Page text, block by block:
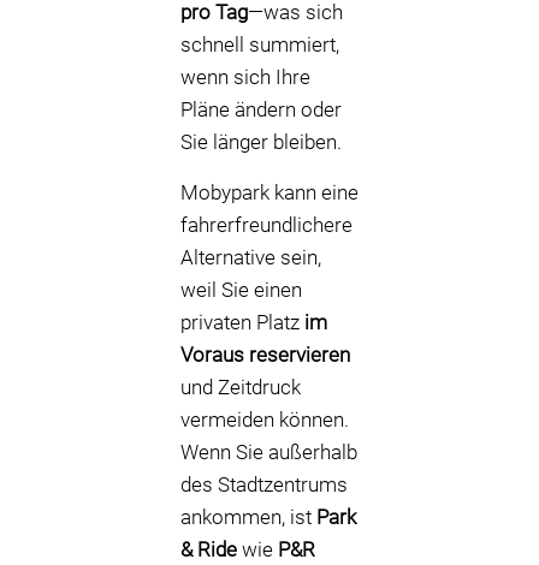
pro Tag—was sich
schnell summiert,
wenn sich Ihre
Pläne ändern oder
Sie länger bleiben.
Mobypark kann eine
fahrerfreundlichere
Alternative sein,
weil Sie einen
privaten Platz im
Voraus reservieren
und Zeitdruck
vermeiden können.
Wenn Sie außerhalb
des Stadtzentrums
ankommen, ist Park
& Ride wie P&R